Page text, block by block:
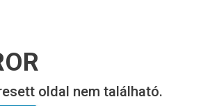
oldal nem található.